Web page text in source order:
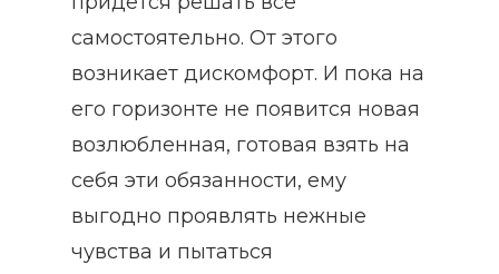
самостоятельно. От этого
возникает дискомфорт. И пока на
его горизонте не появится новая
возлюбленная, готовая взять на
себя эти обязанности, ему
выгодно проявлять нежные
чувства и пытаться